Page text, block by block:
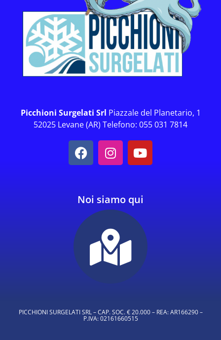
Picchioni Surgelati Srl Piazzale del Planetario, 1
52025 Levane (AR) Telefono: 055 031 7814
Noi siamo qui
PICCHIONI SURGELATI SRL – CAP. SOC. € 20.000 – REA: AR166290 –
P.IVA: 02161660515